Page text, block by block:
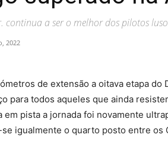
continua a ser o melhor dos pilotos
2022
de extensão a oitava etapa do
para todos aqueles que ainda
em pista a jornada foi novamente
igualmente o quarto posto entre os